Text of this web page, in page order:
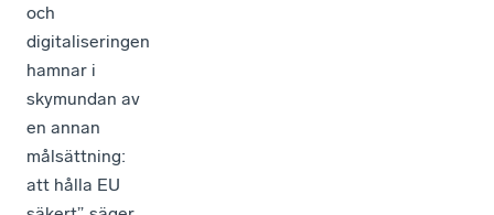
och
digitaliseringen
hamnar i
skymundan av
en annan
målsättning:
att hålla EU